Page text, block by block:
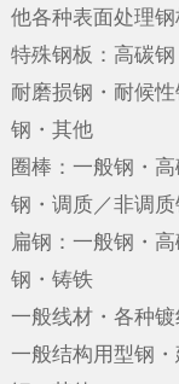
他各种表面处理
特殊钢板：高碳钢
耐磨损钢・耐候
钢・其他
圈棒：一般钢・
钢・调质／非调
扁钢：一般钢・
钢・铸铁
一般线材・各种
一般结构用型钢